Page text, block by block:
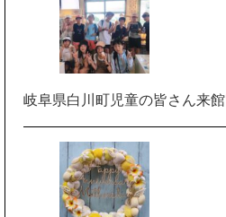
岐阜県白川町児童の皆さん来館